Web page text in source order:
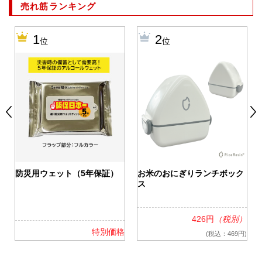
売れ筋ランキング
1位
防災用ウェット（5年保証）
特別価格
2位
お米のおにぎりランチボック
ス
426円 （税別）
(税込：469円)